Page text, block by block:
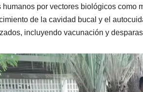
humanos por vectores biológicos como
de la cavidad bucal y el
incluyendo vacunación y